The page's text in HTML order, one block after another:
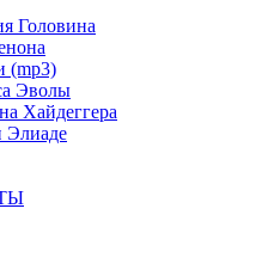
Головина
(mp3)
Эволы
Хайдеггера